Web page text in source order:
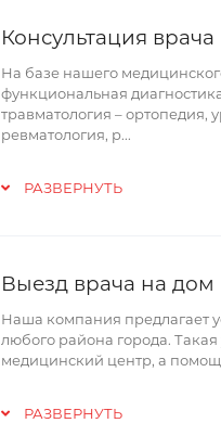
Консультация врача
На базе нашего
функциональная
травматология – ортопедия,
ревматология, р...
РАЗВЕРНУТЬ
Выезд врача на дом
Наша компания предлагает
любого района города.
медицинский центр, а
РАЗВЕРНУТЬ